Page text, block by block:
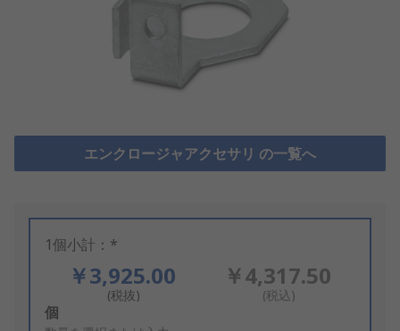
エンクロージャアクセサリ の一覧へ
1個小計：*
￥3,925.00
(税抜)
￥4,317.50
(税込)
Add
個